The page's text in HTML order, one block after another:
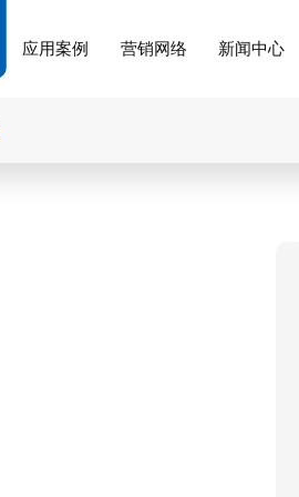
应用案例 营销网络 新闻中心